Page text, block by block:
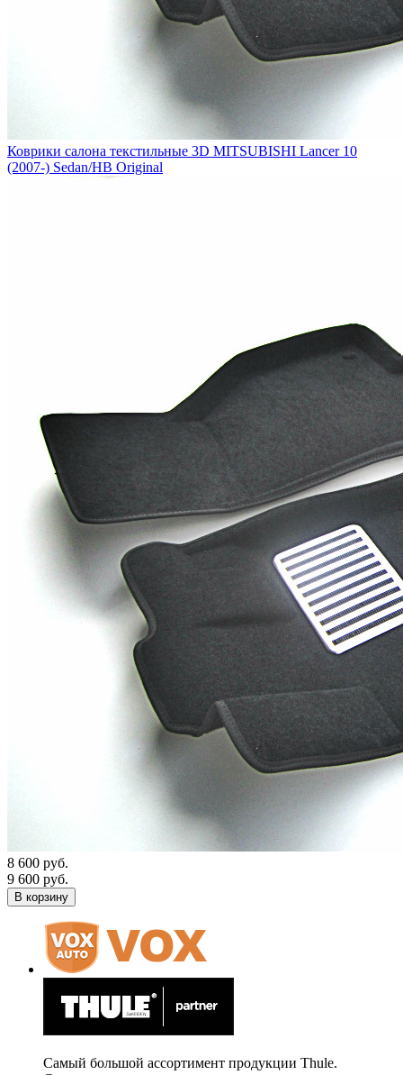
Коврики салона текстильные 3D MITSUBISHI Lancer 10
(2007-) Sedan/HB Original
8 600 руб.
9 600 руб.
В корзину
Самый большой ассортимент продукции Thule.